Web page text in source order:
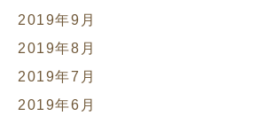
2019年9月
2019年8月
2019年7月
2019年6月